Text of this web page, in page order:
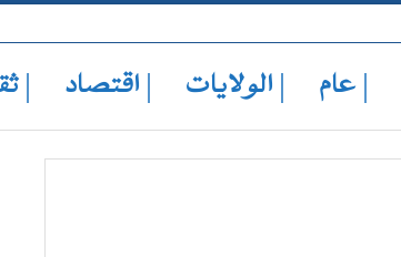
| عام | الولايات | اقتصاد |